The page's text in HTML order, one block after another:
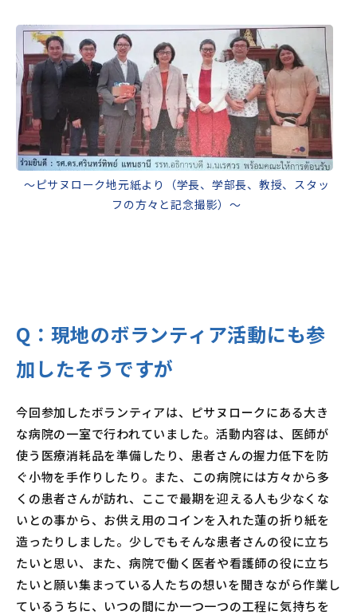
～ピサヌローク地元紙より（学長、学部長、教授、スタッ
フの方々と記念撮影）～
Q： 現地のボランティア活動にも参
加したそうですが
今回参加したボランティアは、ピサヌロークにある大き
な病院の一室で行われていました。活動内容は、医師が
使う医療消耗品を準備したり、患者さんの握力低下を防
ぐ小物を手作りしたり。また、この病院には方々から多
くの患者さんが訪れ、ここで最期を迎える人も少なくな
いとの事から、お供え用のコインを入れた蓮の折り紙を
造ったりしました。少しでもそんな患者さんの役に立ち
たいと思い、また、病院で働く医者や看護師の役に立ち
たいと願い集まっている人たちの想いを聞きながら作業し
ているうちに、いつの間にか一つ一つの工程に気持ちを